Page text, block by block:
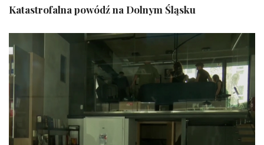
Katastrofalna powódź na Dolnym Śląsku